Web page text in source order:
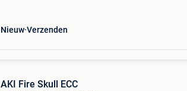
Nieuw Verzenden
AKI Fire Skull ECC